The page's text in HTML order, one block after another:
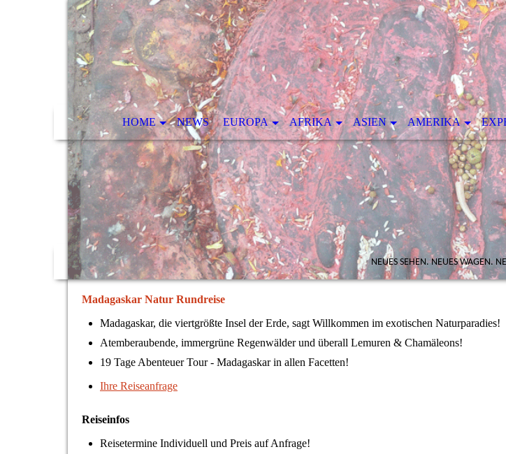
HOME NEWS EUROPA AFRIKA ASIEN AMERIKA
NEUES SEHEN. NEUES WAGEN.
Madagaskar Natur Rundreise
Madagaskar, die viertgrößte Insel der Erde, sagt Willkommen im exotischen Naturparadies!
Atemberaubende, immergrüne Regenwälder und überall Lemuren & Chamäleons!
19 Tage Abenteuer Tour - Madagaskar in allen Facetten!
Ihre Reiseanfrage
Reiseinfos
Reisetermine Individuell und Preis auf Anfrage!